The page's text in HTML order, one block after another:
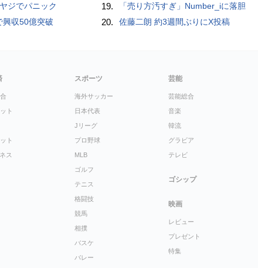
ジでパニック
興収50億突破
19. 「売り方汚すぎ」Number_iに落胆
20. 佐藤二朗 約3週間ぶりにX投稿
ト
ト
ス
スポーツ
海外サッカー
日本代表
Jリーグ
プロ野球
MLB
ゴルフ
テニス
格闘技
競馬
相撲
バスケ
バレー
芸能
芸能総合
音楽
韓流
グラビア
テレビ
ゴシップ
映画
レビュー
プレゼント
特集